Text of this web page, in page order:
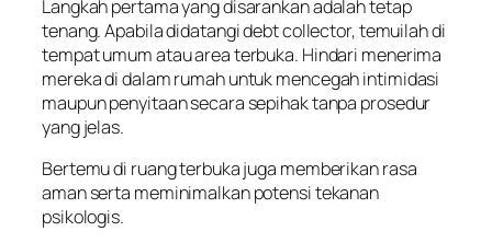
Langkah pertama yang disarankan adalah tetap
tenang. Apabila didatangi debt collector, temuilah di
tempat umum atau area terbuka. Hindari menerima
mereka di dalam rumah untuk mencegah intimidasi
maupun penyitaan secara sepihak tanpa prosedur
yang jelas.
Bertemu di ruang terbuka juga memberikan rasa
aman serta meminimalkan potensi tekanan
psikologis.